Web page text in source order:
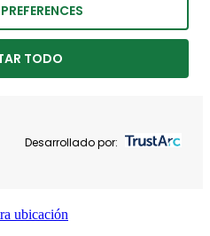
TODO
Desarrollado por:
ubicación